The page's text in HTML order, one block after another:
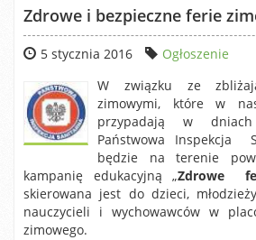
Zdrowe i bezpieczne ferie
5 stycznia 2016
Ogłoszenie
W związku ze
zimowymi, które w
przypadają w
Państwowa Inspekcja
będzie na terenie
kampanię edukacyjną „Zdrowe
skierowana jest do dzieci,
nauczycieli i wychowawców w
zimowego.